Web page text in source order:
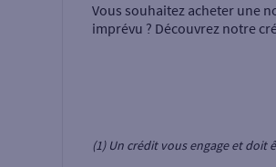
Vous souhaitez acheter une
imprévu ? Découvrez notre
(1) Un crédit vous engage et doit